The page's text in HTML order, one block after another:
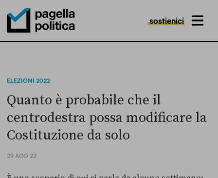
Pagella Politica Logo
sostienici MENU
ELEZIONI 2022
Quanto è probabile che il
centrodestra possa modificare la
Costituzione da solo
29 AGO 22